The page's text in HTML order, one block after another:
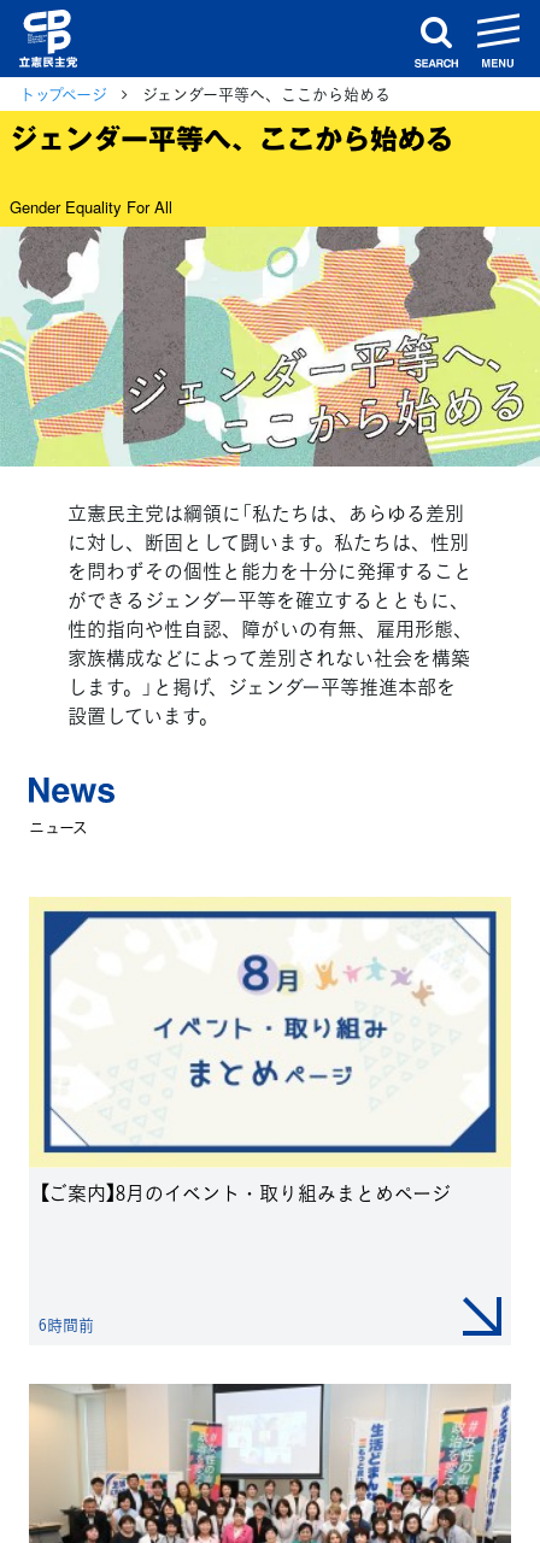
search
トップページ ジェンダー平等へ、ここから始める
ジェンダー平等へ、ここから始める
Gender Equality For All
立憲民主党は綱領に「私たちは、あらゆる差別
に対し、断固として闘います。私たちは、性別
を問わずその個性と能力を十分に発揮すること
ができるジェンダー平等を確立するとともに、
性的指向や性自認、障がいの有無、雇用形態、
家族構成などによって差別されない社会を構築
します。」と掲げ、ジェンダー平等推進本部を
設置しています。
ニュース
【ご案内】8月のイベント・取り組みまとめページ
6時間前